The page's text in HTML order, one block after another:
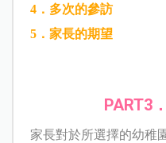
4．多次的參訪
5．家長的期望
PART3
家長對於所選擇的幼稚